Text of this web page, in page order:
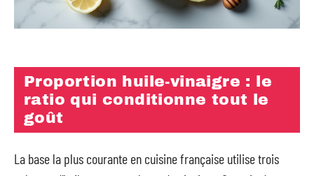
Proportion huile-vinaigre : le
ratio qui conditionne tout le
goût
La base la plus courante en cuisine française utilise trois